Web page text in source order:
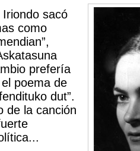
sacó
como
prefería
poema de
dut”.
de la canción